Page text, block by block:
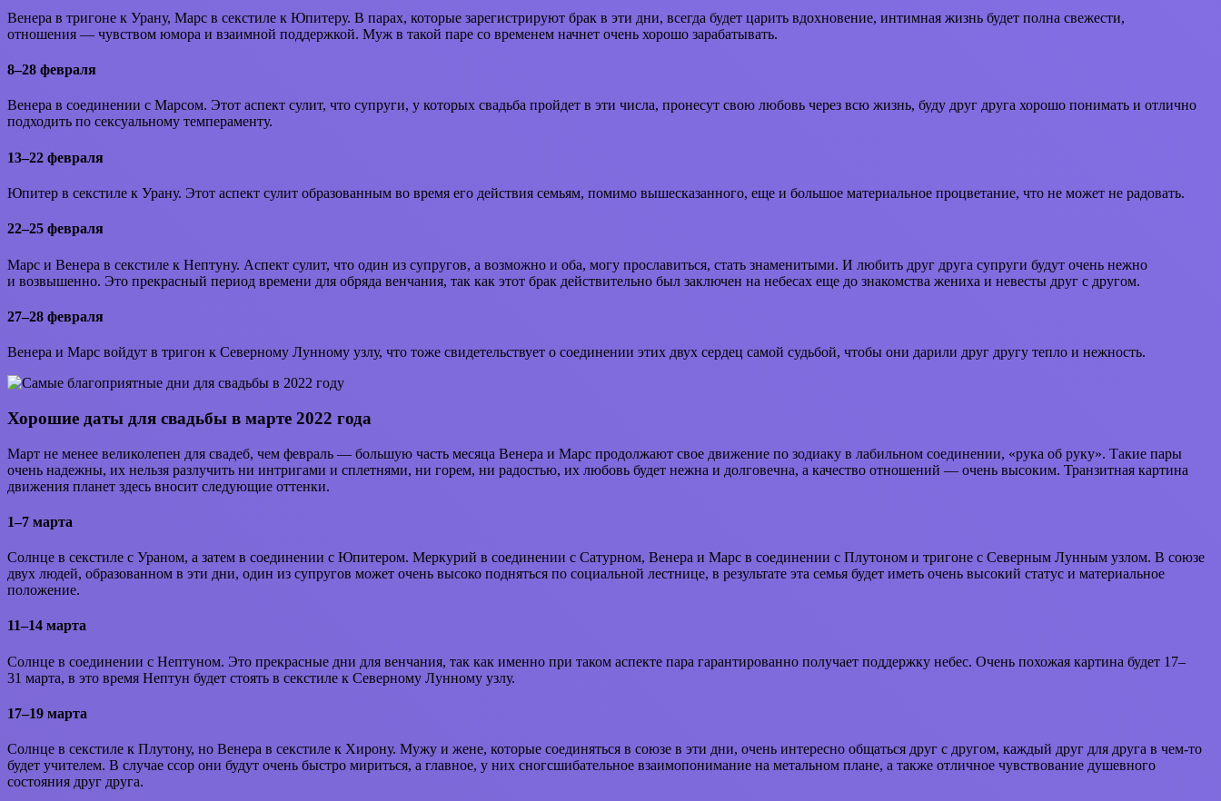
Венера в тригоне к Урану, Марс в секстиле к Юпитеру. В парах, которые зарегистрируют брак в эти дни, всегда будет царить вдохновение, интимная жизнь будет полна свежести,
отношения — чувством юмора и взаимной поддержкой. Муж в такой паре со временем начнет очень хорошо зарабатывать.
8–28 февраля
Венера в соединении с Марсом. Этот аспект сулит, что супруги, у которых свадьба пройдет в эти числа, пронесут свою любовь через всю жизнь, буду друг друга хорошо понимать и отлично
подходить по сексуальному темпераменту.
13–22 февраля
Юпитер в секстиле к Урану. Этот аспект сулит образованным во время его действия семьям, помимо вышесказанного, еще и большое материальное процветание, что не может не радовать.
22–25 февраля
Марс и Венера в секстиле к Нептуну. Аспект сулит, что один из супругов, а возможно и оба, могу прославиться, стать знаменитыми. И любить друг друга супруги будут очень нежно
и возвышенно. Это прекрасный период времени для обряда венчания, так как этот брак действительно был заключен на небесах еще до знакомства жениха и невесты друг с другом.
27–28 февраля
Венера и Марс войдут в тригон к Северному Лунному узлу, что тоже свидетельствует о соединении этих двух сердец самой судьбой, чтобы они дарили друг другу тепло и нежность.
Хорошие даты для свадьбы в марте 2022 года
Март не менее великолепен для свадеб, чем февраль — большую часть месяца Венера и Марс продолжают свое движение по зодиаку в лабильном соединении, «рука об руку». Такие пары
очень надежны, их нельзя разлучить ни интригами и сплетнями, ни горем, ни радостью, их любовь будет нежна и долговечна, а качество отношений — очень высоким. Транзитная картина
движения планет здесь вносит следующие оттенки.
1–7 марта
Солнце в секстиле с Ураном, а затем в соединении с Юпитером. Меркурий в соединении с Сатурном, Венера и Марс в соединении с Плутоном и тригоне с Северным Лунным узлом. В союзе
двух людей, образованном в эти дни, один из супругов может очень высоко подняться по социальной лестнице, в результате эта семья будет иметь очень высокий статус и материальное
положение.
11–14 марта
Солнце в соединении с Нептуном. Это прекрасные дни для венчания, так как именно при таком аспекте пара гарантированно получает поддержку небес. Очень похожая картина будет 17–
31 марта, в это время Нептун будет стоять в секстиле к Северному Лунному узлу.
17–19 марта
Солнце в секстиле к Плутону, но Венера в секстиле к Хирону. Мужу и жене, которые соединяться в союзе в эти дни, очень интересно общаться друг с другом, каждый друг для друга в чем-то
будет учителем. В случае ссор они будут очень быстро мириться, а главное, у них сногсшибательное взаимопонимание на метальном плане, а также отличное чувствование душевного
состояния друг друга.